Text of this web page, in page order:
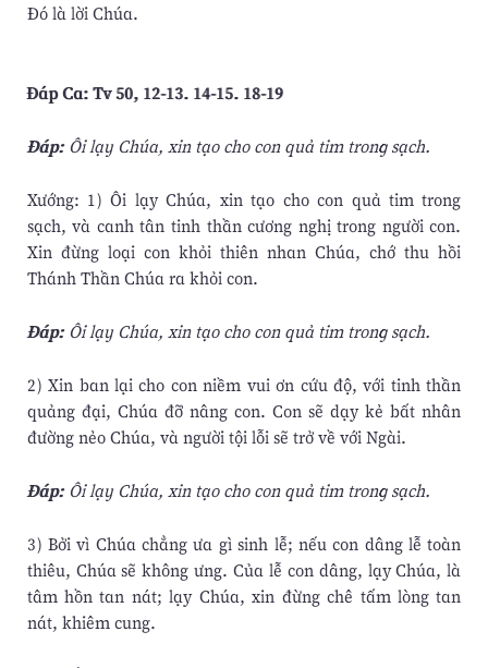
Ðó là lời Chúa.
Ðáp Ca: Tv 50, 12-13. 14-15. 18-19
Ðáp:Ôi lạy Chúa, xin tạo cho con quả tim trong sạch.
Xướng: 1) Ôi lạy Chúa, xin tạo cho con quả tim trong
sạch, và canh tân tinh thần cương nghị trong người con.
Xin đừng loại con khỏi thiên nhan Chúa, chớ thu hồi
Thánh Thần Chúa ra khỏi con.
Ðáp:Ôi lạy Chúa, xin tạo cho con quả tim trong sạch.
2) Xin ban lại cho con niềm vui ơn cứu độ, với tinh thần
quảng đại, Chúa đỡ nâng con. Con sẽ dạy kẻ bất nhân
đường nẻo Chúa, và người tội lỗi sẽ trở về với Ngài.
Ðáp:Ôi lạy Chúa, xin tạo cho con quả tim trong sạch.
3) Bởi vì Chúa chẳng ưa gì sinh lễ; nếu con dâng lễ toàn
thiêu, Chúa sẽ không ưng. Của lễ con dâng, lạy Chúa, là
tâm hồn tan nát; lạy Chúa, xin đừng chê tấm lòng tan
nát, khiêm cung.